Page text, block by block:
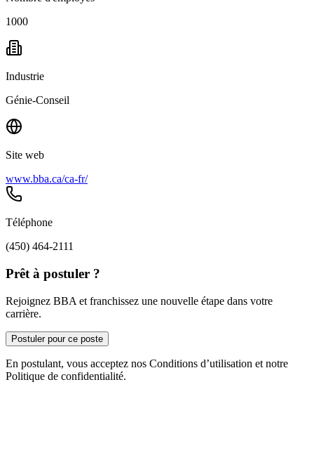
1000
Industrie
Génie-Conseil
Site web
www.bba.ca/ca-fr/
Téléphone
(450) 464-2111
Prêt à postuler ?
Rejoignez BBA et franchissez une nouvelle étape dans votre
carrière.
Postuler pour ce poste
En postulant, vous acceptez nos Conditions d’utilisation et notre
Politique de confidentialité.